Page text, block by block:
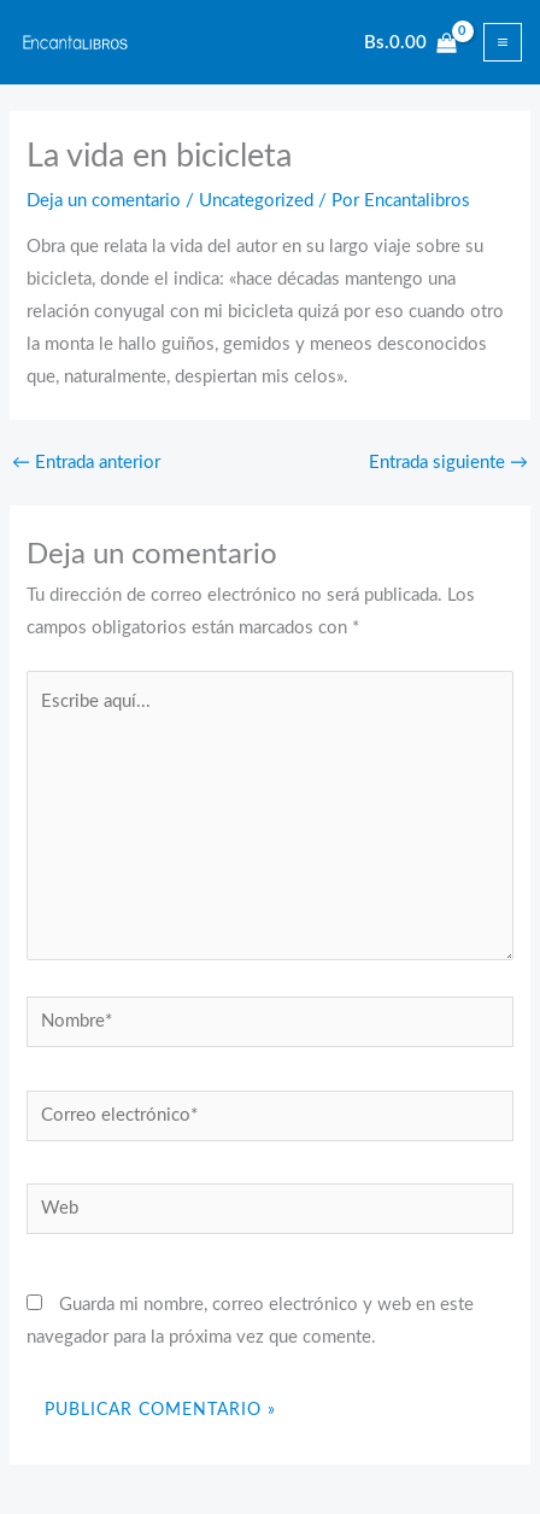
contenido
Bs.0.00
La vida en bicicleta
Deja un comentario / Uncategorized / Por Encantalibros
Obra que relata la vida del autor en su largo viaje sobre su
bicicleta, donde el indica: «hace décadas mantengo una
relación conyugal con mi bicicleta quizá por eso cuando otro
la monta le hallo guiños, gemidos y meneos desconocidos
que, naturalmente, despiertan mis celos».
← Entrada anterior Entrada siguiente →
Deja un comentario
Tu dirección de correo electrónico no será publicada. Los
campos obligatorios están marcados con *
Nombre*
Correo
electrónico*
Web
Guarda mi nombre, correo electrónico y web en este
navegador para la próxima vez que comente.